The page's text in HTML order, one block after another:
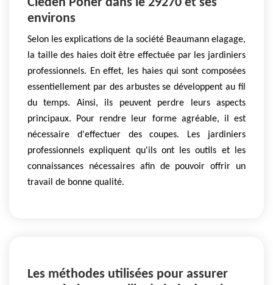
Cleden Poher dans le 29270 et ses
environs
Selon les explications de la société Beaumann elagage,
la taille des haies doit être effectuée par les jardiniers
professionnels. En effet, les haies qui sont composées
essentiellement par des arbustes se développent au fil
du temps. Ainsi, ils peuvent perdre leurs aspects
principaux. Pour rendre leur forme agréable, il est
nécessaire d'effectuer des coupes. Les jardiniers
professionnels expliquent qu'ils ont les outils et les
connaissances nécessaires afin de pouvoir offrir un
travail de bonne qualité.
Les méthodes utilisées pour assurer